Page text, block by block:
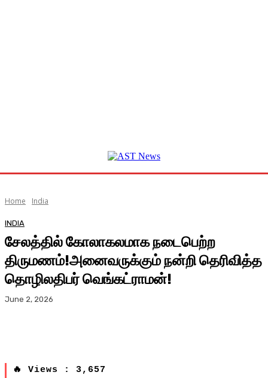
Home India
INDIA
சேலத்தில் கோலாகலமாக நடைபெற்ற
திருமணம்!அனைவருக்கும் நன்றி தெரிவித்த
தொழிலதிபர் வெங்கட்ராமன்!
June 2, 2026
🔥 Views : 3,657